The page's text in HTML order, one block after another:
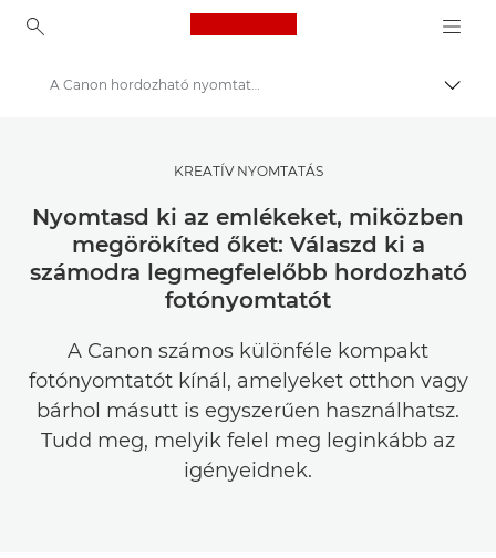
Canon Logo, back to
Meríts inspirációt | Tippek fényképezéshez és nyomtatáshoz, valamint vásárlói útmutatók
Fényképezési és nyomtatási tippek és technikák
A Canon hordozható nyomtatóinak összehasonlítása
KREATÍV NYOMTATÁS
Nyomtasd ki az emlékeket, miközben
megörökíted őket: Válaszd ki a
számodra legmegfelelőbb hordozható
fotónyomtatót
A Canon számos különféle kompakt
fotónyomtatót kínál, amelyeket otthon vagy
bárhol másutt is egyszerűen használhatsz.
Tudd meg, melyik felel meg leginkább az
igényeidnek.